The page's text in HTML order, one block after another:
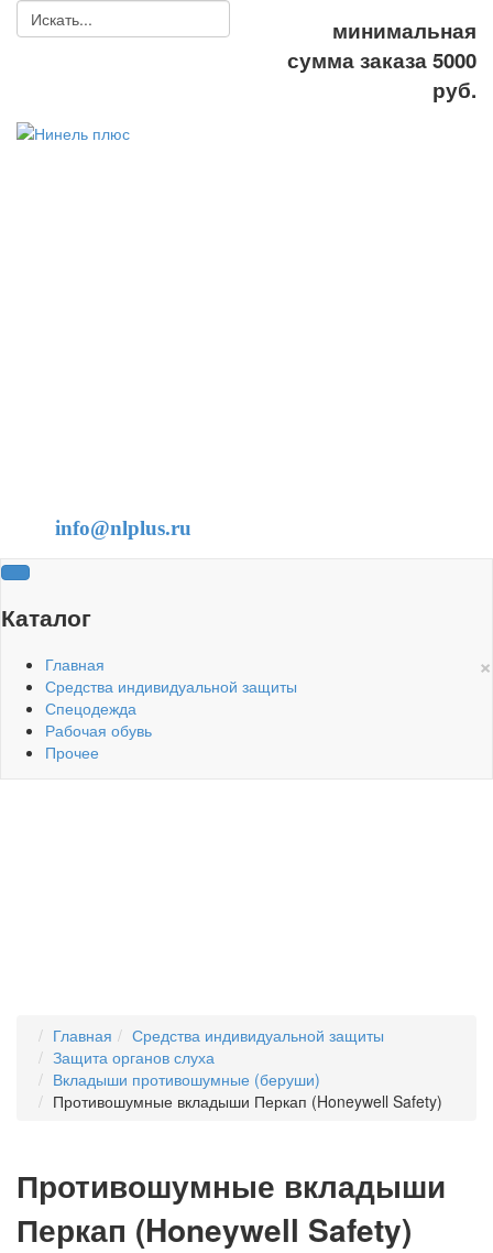
минимальная
сумма заказа 5000
руб.
info@nlplus.ru
Каталог
×
Главная
Средства индивидуальной защиты
Спецодежда
Рабочая обувь
Прочее
Главная
Средства индивидуальной защиты
Защита органов слуха
Вкладыши противошумные (беруши)
Противошумные вкладыши Перкап (Honeywell Safety)
Противошумные вкладыши
Перкап (Honeywell Safety)